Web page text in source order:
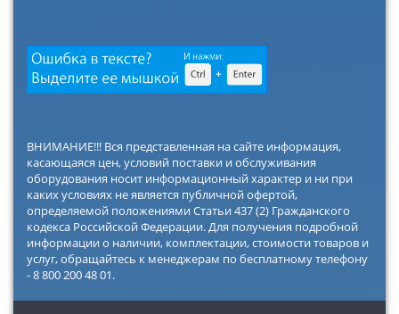
ВНИМАНИЕ!!! Вся представленная на сайте информация,
касающаяся цен, условий поставки и обслуживания
оборудования носит информационный характер и ни при
каких условиях не является публичной офертой,
определяемой положениями Статьи 437 (2) Гражданского
кодекса Российской Федерации. Для получения подробной
информации о наличии, комплектации, стоимости товаров и
услуг, обращайтесь к менеджерам по бесплатному телефону
- 8 800 200 48 01.